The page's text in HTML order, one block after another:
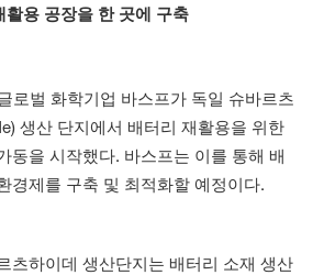
활용 공장을 한 곳에 구축
로벌 화학기업 바스프가 독일 슈바르츠
생산 단지에서 배터리 재활용을 위한
동을 시작했다. 바스프는 이를 통해 배
경제를 구축 및 최적화할 예정이다.
츠하이데 생산단지는 배터리 소재 생산